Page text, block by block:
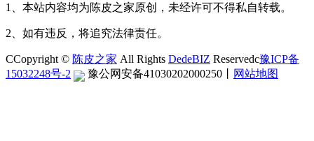
1、本站内容均为陈皮之家原创，未经许可不得私自转载。
2、如有违反，将追究法律责任。
CCopyright © 陈皮之家 All Rights DedeBIZ Reservedc豫ICP备
15032248号-2
豫公网安备41030202000250 网站地图